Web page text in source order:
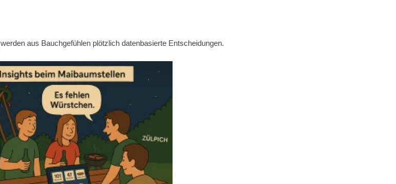
werden aus Bauchgefühlen plötzlich datenbasierte Entscheidungen.